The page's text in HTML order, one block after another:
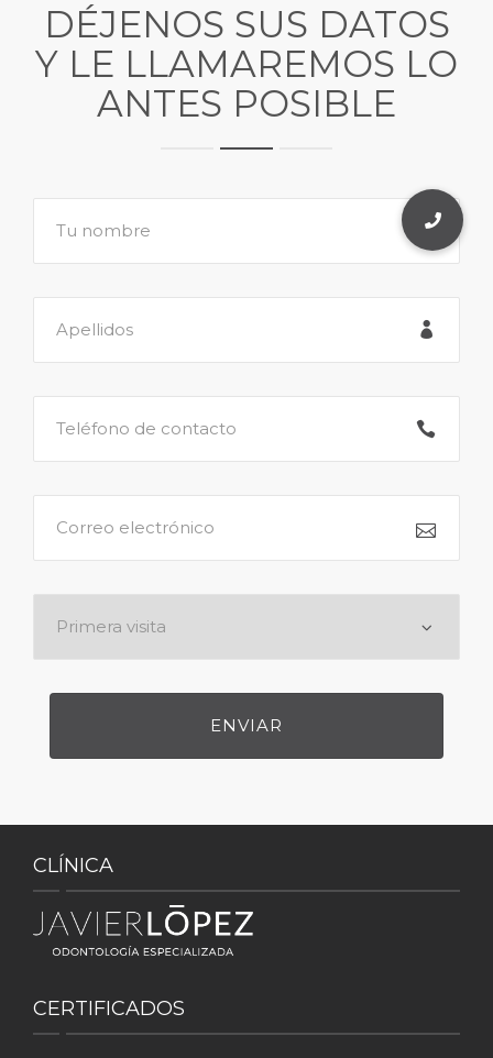
DÉJENOS SUS DATOS
Y LE LLAMAREMOS LO
ANTES POSIBLE
CLÍNICA
CERTIFICADOS